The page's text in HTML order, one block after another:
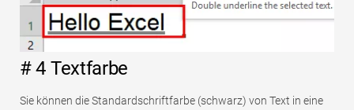
# 4 Textfarbe
Sie können die Standardschriftfarbe (schwarz) von Text in eine